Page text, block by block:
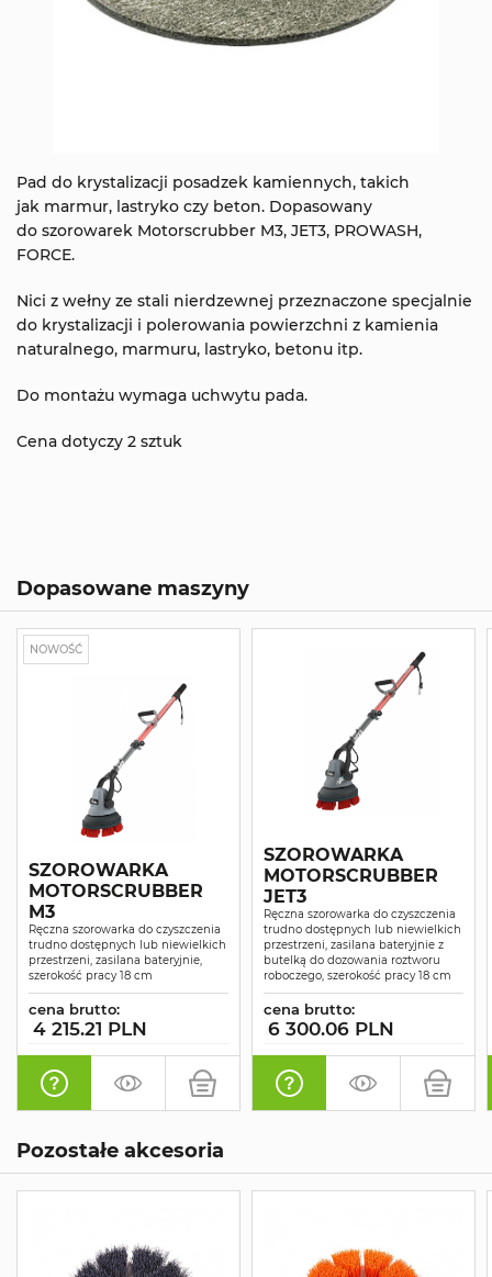
Pad do krystalizacji posadzek kamiennych, takich
jak marmur, lastryko czy beton. Dopasowany
do szorowarek Motorscrubber M3, JET3, PROWASH,
FORCE.
Nici z wełny ze stali nierdzewnej przeznaczone specjalnie
do krystalizacji i polerowania powierzchni z kamienia
naturalnego, marmuru, lastryko, betonu itp.
Do montażu wymaga uchwytu pada.
Cena dotyczy 2 sztuk
Dopasowane maszyny
NOWOŚĆ
SZOROWARKA
MOTORSCRUBBER
M3
Ręczna szorowarka do czyszczenia
trudno dostępnych lub niewielkich
przestrzeni, zasilana bateryjnie,
szerokość pracy 18 cm
cena brutto:
4 215.21 PLN
SZOROWARKA
MOTORSCRUBBER
JET3
Ręczna szorowarka do czyszczenia
trudno dostępnych lub niewielkich
przestrzeni, zasilana bateryjnie z
butelką do dozowania roztworu
roboczego, szerokość pracy 18 cm
cena brutto:
6 300.06 PLN
Pozostałe akcesoria